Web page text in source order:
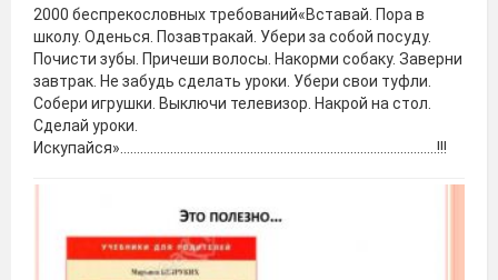
2000 беспрекословных требований«Вставай. Пора в
школу. Оденься. Позавтракай. Убери за собой посуду.
Почисти зубы. Причеши волосы. Накорми собаку. Заверни
завтрак. Не забудь сделать уроки. Убери свои туфли.
Собери игрушки. Выключи телевизор. Накрой на стол.
Сделай уроки.
Искупайся»…………………………………………………………………………………..!!!